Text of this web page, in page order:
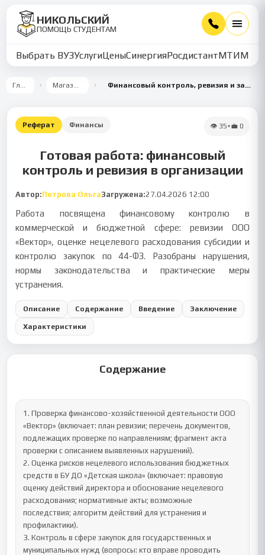
НИКОЛЬСКИЙ
ПОМОЩЬ СТУДЕНТАМ
Выбрать ВУЗУслугиЦеныСинергияРосдистантМТИММУ
Главная Магазин работ Финансовый контроль, ревизия и закупки в организациях
Реферат Финансы 👁 35•💼 0
Готовая работа: финансовый
контроль и ревизия в организации
Автор:Петрова ОльгаЗагружена:27.04.2026 12:00
Работа посвящена финансовому контролю в
коммерческой и бюджетной сфере: ревизии ООО
«Вектор», оценке нецелевого расходования субсидии и
контролю закупок по 44-ФЗ. Разобраны нарушения,
нормы законодательства и практические меры
устранения.
Описание Содержание Введение Заключение
Характеристики
Содержание
1. Проверка финансово-хозяйственной деятельности ООО
«Вектор» (включает: план ревизии; перечень документов,
подлежащих проверке по направлениям; фрагмент акта
проверки с описанием выявленных нарушений).
2. Оценка рисков нецелевого использования бюджетных
средств в БУ ДО «Детская школа» (включает: правовую
оценку действий директора и обоснование нецелевого
расходования; нормативные акты; возможные
последствия; алгоритм действий для устранения и
профилактики).
3. Контроль в сфере закупок для государственных и
муниципальных нужд (вопросы: кто вправе проводить